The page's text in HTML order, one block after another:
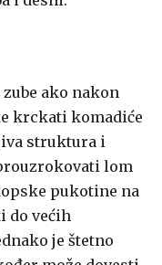
ako nakon
krckati komadiće
struktura i
lom
pukotine na
do većih
je štetno